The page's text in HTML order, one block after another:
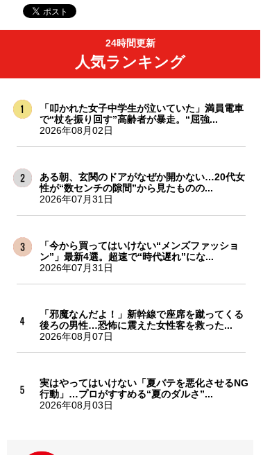
24時間更新
人気ランキング
「叩かれた女子中学生が泣いていた」満員電車
で“杖を振り回す”高齢者が暴走。“屈強...
2026年08月02日
ある朝、玄関のドアがなぜか開かない…20代女
性が“数センチの隙間”から見たものの...
2026年07月31日
「今から買ってはいけない“メンズファッショ
ン”」最新4選。超速で“時代遅れ”にな...
2026年07月31日
「邪魔なんだよ！」新幹線で座席を蹴ってくる
後ろの男性…恐怖に震えた女性客を救った...
2026年08月07日
実はやってはいけない「夏バテを悪化させるNG
行動」…プロがすすめる“夏のダルさ”...
2026年08月03日